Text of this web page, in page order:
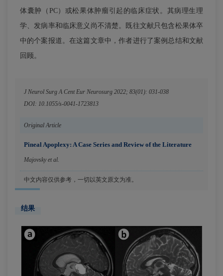
体囊肿（PC）或松果体肿瘤引起的临床症状。其病理生理
学、发病率和临床意义尚不清楚。既往文献只包含松果体卒
中的个案报道。在这篇文章中，作者进行了案例总结和文献
回顾。
J Neurol Surg A Cent Eur Neurosurg 2022; 83(01): 031-038
DOI: 10.1055/s-0041-1723813
Original Article
Pineal Apoplexy: A Case Series and Review of the Literature
Majovsky et al.
中文内容仅供参考，一切以英文原文为准。
结果